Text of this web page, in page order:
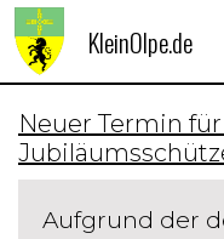
KleinOlpe.de
Neuer Termin
Aufgrund der